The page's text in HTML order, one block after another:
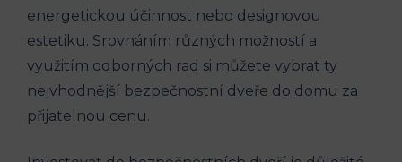
energetickou účinnost nebo designovou
estetiku. Srovnáním různých možností a
využitím odborných rad si můžete vybrat ty
nejvhodnější bezpečnostní dveře do domu za
přijatelnou cenu.